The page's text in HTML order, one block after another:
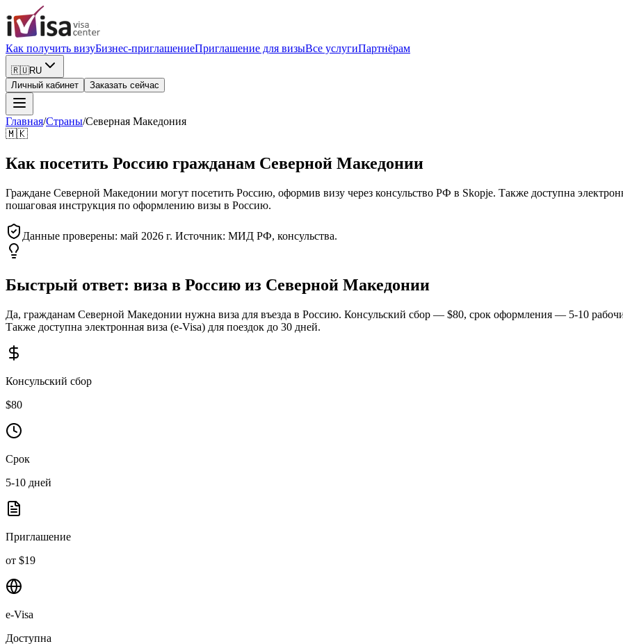
Как получить визуБизнес-приглашениеПриглашение для визыВсе услугиПартнёрам
🇷🇺RU
Личный кабинет
Заказать сейчас
Главная/Страны/Северная Македония
🇲🇰
Как посетить Россию гражданам Северной Македонии
Граждане Северной Македонии могут посетить Россию, оформив визу через консульство РФ в Skopje. Также доступна
пошаговая инструкция по оформлению визы в Россию.
Данные проверены: май 2026 г. Источник: МИД РФ, консульства.
Быстрый ответ: виза в Россию из Северной Македонии
Да, гражданам Северной Македонии нужна виза для въезда в Россию. Консульский сбор — $80, срок оформления — 5-10
Также доступна электронная виза (e-Visa) для поездок до 30 дней.
Консульский сбор
$80
Срок
5-10 дней
Приглашение
от $19
e-Visa
Доступна